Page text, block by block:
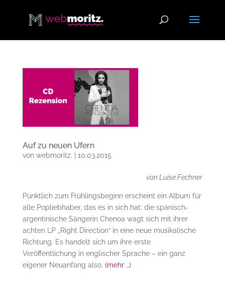
Auf zu neuen Ufern
von webmoritz. | 10.03.2015
von Luise Fechner
Pünktlich zum Frühlingsbeginn erscheint ein Album für
alle Popliebhaber, das es in sich hat: die spanisch-
argentinische Sängerin Chenoa wagt sich mit ihrer
achten LP „Right Direction“ in eine neue musikalische
Richtung. Es handelt sich um ihre erste
Veröffentlichung in englischer Sprache – ein ganz
eigener Neuanfang also. (mehr …)